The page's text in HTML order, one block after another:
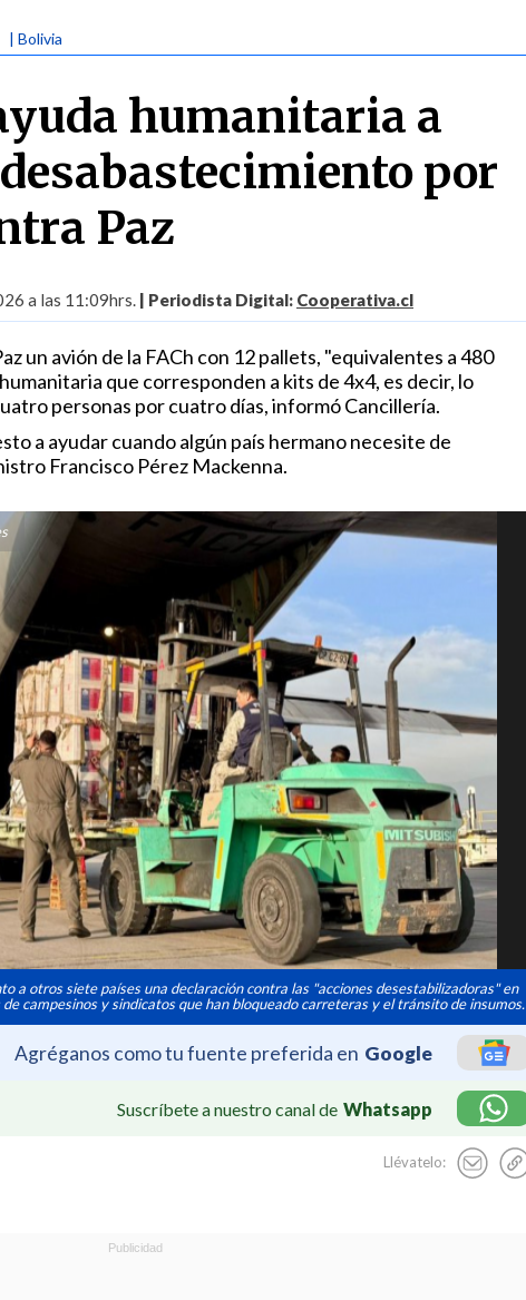
| Bolivia
humanitaria a
por
Paz
a las 11:09hrs. | Periodista Digital: Cooperativa.cl
un avión de la FACh con 12 pallets, "equivalentes a 480
que corresponden a kits de 4x4, es decir, lo
personas por cuatro días, informó Cancillería.
a ayudar cuando algún país hermano necesite de
Francisco Pérez Mackenna.
a otros siete países una declaración contra las "acciones desestabilizadoras" en
campesinos y sindicatos que han bloqueado carreteras y el tránsito de insumos.
Agréganos como tu fuente preferida en Google
Suscríbete a nuestro canal de Whatsapp
Llévatelo: